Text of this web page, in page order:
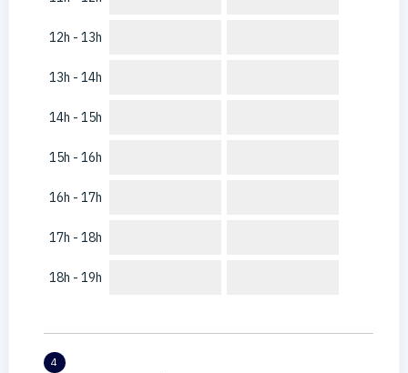
12h - 13h
13h - 14h
14h - 15h
15h - 16h
16h - 17h
17h - 18h
18h - 19h
4